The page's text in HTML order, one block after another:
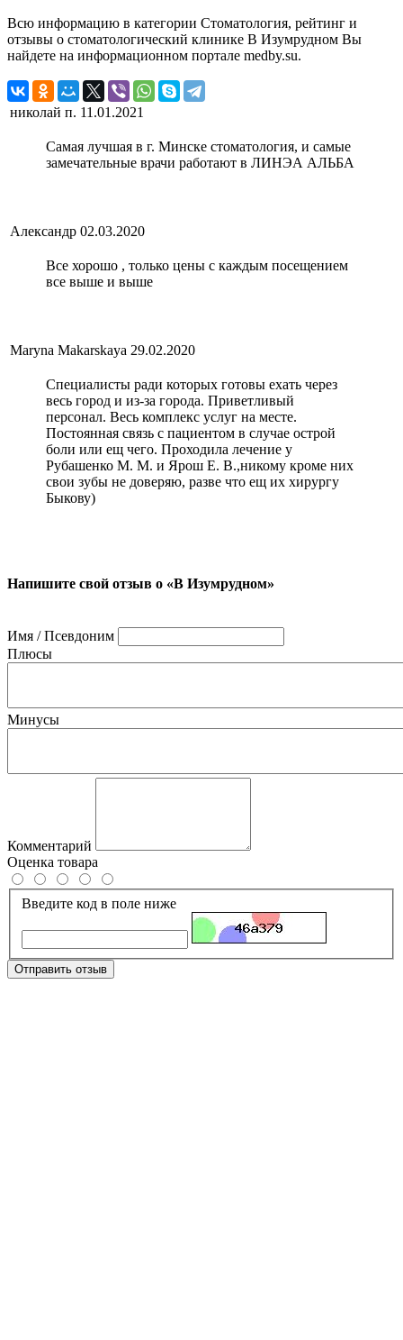
Всю информацию в категории Стоматология, рейтинг и
отзывы о стоматологический клинике В Изумрудном Вы
найдете на информационном портале medby.su.
николай п. 11.01.2021
Самая лучшая в г. Минске стоматология, и самые
замечательные врачи работают в ЛИНЭА АЛЬБА
Александр 02.03.2020
Все хорошо , только цены с каждым посещением
все выше и выше
Maryna Makarskaya 29.02.2020
Специалисты ради которых готовы ехать через
весь город и из-за города. Приветливый
персонал. Весь комплекс услуг на месте.
Постоянная связь с пациентом в случае острой
боли или ещ чего. Проходила лечение у
Рубашенко М. М. и Ярош Е. В.,никому кроме них
свои зубы не доверяю, разве что ещ их хирургу
Быкову)
Напишите свой отзыв о «В Изумрудном»
Имя / Псевдоним
Плюсы
Минусы
Комментарий
Оценка товара
Введите код в поле ниже
Отправить отзыв